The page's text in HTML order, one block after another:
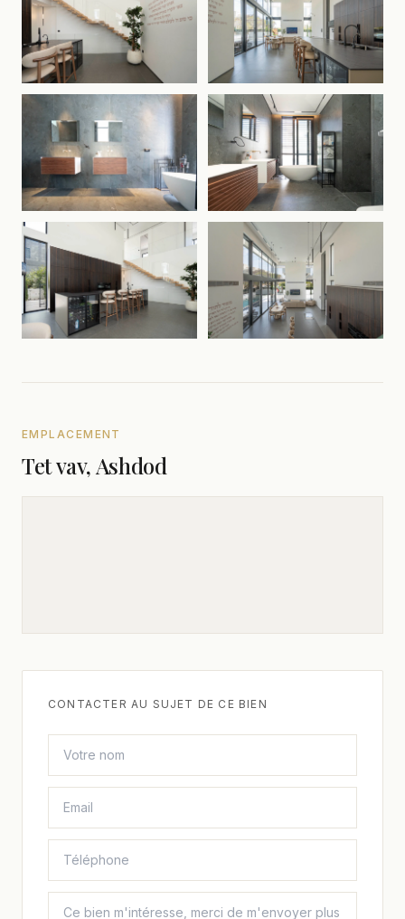
EMPLACEMENT
Tet vav, Ashdod
CONTACTER AU SUJET DE CE BIEN